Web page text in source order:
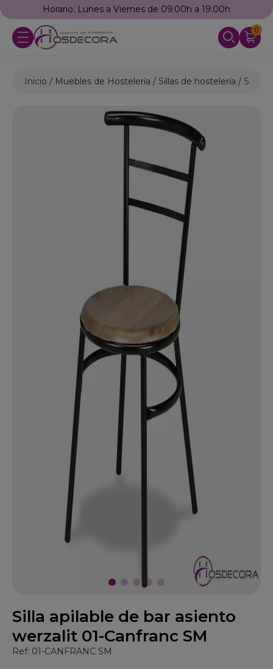
Llámanos: 976 25 59 91
0
Inicio Muebles de Hostelería Sillas de hostelería Sillas
Silla apilable de bar asiento
werzalit 01-Canfranc SM
Ref: 01-CANFRANC SM